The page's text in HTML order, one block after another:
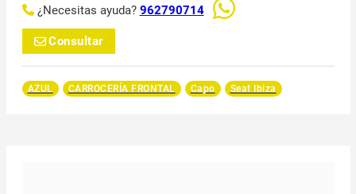
¿Necesitas ayuda? 962790714
Consultar
AZUL CARROCERÍA FRONTAL Capo Seat Ibiza